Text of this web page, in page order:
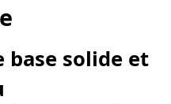
base solide et